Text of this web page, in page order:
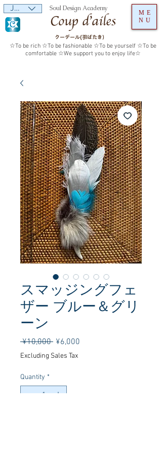
クーデール(羽ばたき）
☆To be rich ☆To be fashionable ☆To be yourself ☆To be
comfortable ☆We support you to enjoy life☆
ME
NU
JPY (¥) Soul Design Academy
スマッジングフェ
ザー ブルー＆グリ
ーン
¥10,000 Regular
Price
¥6,000
Excluding Sales Tax
Quantity *